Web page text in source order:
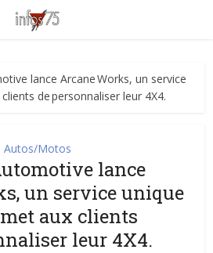
lance Arcane Works, un service
de personnaliser leur 4X4.
Autos/Motos
lance
un service unique
aux clients
leur 4X4.